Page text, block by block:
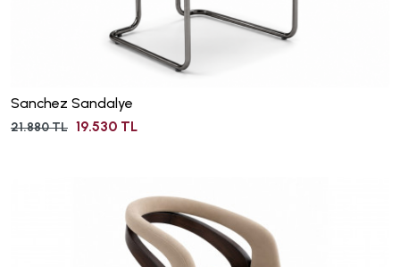
Sanchez Sandalye
21.880 TL 19.530 TL